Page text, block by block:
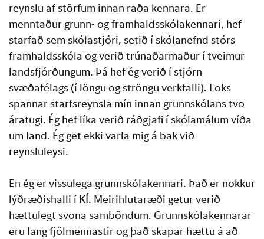
reynslu af störfum innan raða kennara. Er
menntaður grunn- og framhaldsskólakennari, hef
starfað sem skólastjóri, setið í skólanefnd stórs
framhaldsskóla og verið trúnaðarmaður í tveimur
landsfjórðungum. Þá hef ég verið í stjórn
svæðafélags (í löngu og ströngu verkfalli). Loks
spannar starfsreynsla mín innan grunnskólans tvo
áratugi. Ég hef líka verið ráðgjafi í skólamálum víða
um land. Ég get ekki varla mig á bak við
reynsluleysi.
En ég er vissulega grunnskólakennari. Það er nokkur
lýðræðishalli í KÍ. Meirihlutaræði getur verið
hættulegt svona samböndum. Grunnskólakennarar
eru lang fjölmennastir og það skapar hættu á að